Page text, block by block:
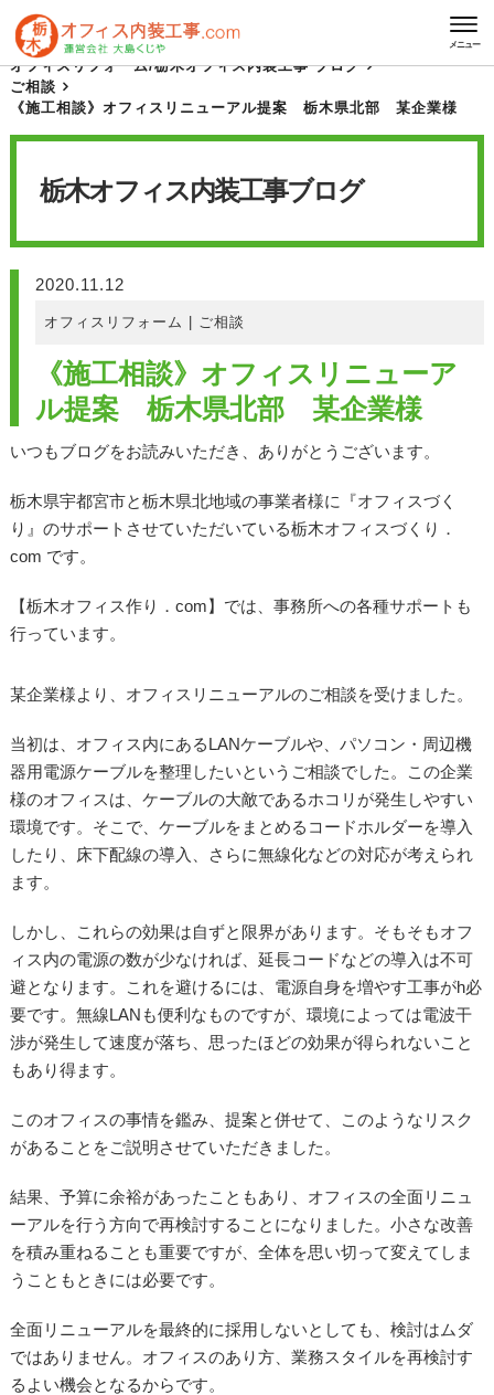
メニュー
HOME
栃木オフィス内装工事 ブログ
オフィスリフォーム/栃木オフィス内装工事 ブログ
ご相談
《施工相談》オフィスリニューアル提案 栃木県北部 某企業様
栃木オフィス内装工事ブログ
2020.11.12
オフィスリフォーム ご相談
《施工相談》オフィスリニューア
ル提案 栃木県北部 某企業様
いつもブログをお読みいただき、ありがとうございます。
栃木県宇都宮市と栃木県北地域の事業者様に『オフィスづく
り』のサポートさせていただいている栃木オフィスづくり．
com です。
【栃木オフィス作り．com】では、事務所への各種サポートも
行っています。
某企業様より、オフィスリニューアルのご相談を受けました。
当初は、オフィス内にあるLANケーブルや、パソコン・周辺機
器用電源ケーブルを整理したいというご相談でした。この企業
様のオフィスは、ケーブルの大敵であるホコリが発生しやすい
環境です。そこで、ケーブルをまとめるコードホルダーを導入
したり、床下配線の導入、さらに無線化などの対応が考えられ
ます。
しかし、これらの効果は自ずと限界があります。そもそもオフ
ィス内の電源の数が少なければ、延長コードなどの導入は不可
避となります。これを避けるには、電源自身を増やす工事がh必
要です。無線LANも便利なものですが、環境によっては電波干
渉が発生して速度が落ち、思ったほどの効果が得られないこと
もあり得ます。
このオフィスの事情を鑑み、提案と併せて、このようなリスク
があることをご説明させていただきました。
結果、予算に余裕があったこともあり、オフィスの全面リニュ
ーアルを行う方向で再検討することになりました。小さな改善
を積み重ねることも重要ですが、全体を思い切って変えてしま
うこともときには必要です。
全面リニューアルを最終的に採用しないとしても、検討はムダ
ではありません。オフィスのあり方、業務スタイルを再検討す
るよい機会となるからです。